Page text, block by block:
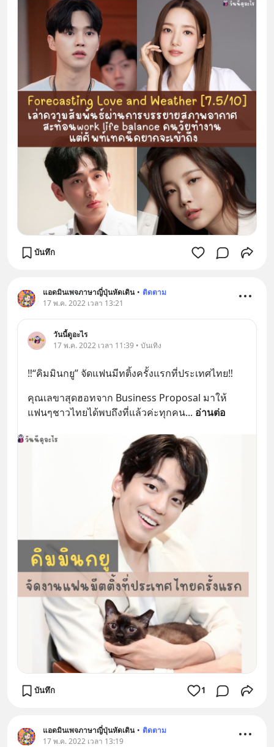
บันทึก
แอดมินเพจภาษาญี่ปุ่นหัดเดิน • ติดตาม
17 พ.ค. 2022 เวลา 13:21
วันนี้ดูอะไร
17 พ.ค. 2022 เวลา 11:39 • บันเทิง
‼️“คิมมินกยู” จัดแฟนมีทติ้งครั้งแรกที่ประเทศไทย‼️
คุณเลขาสุดฮอทจาก Business Proposal มาให้
แฟนๆชาวไทยได้พบถึงที่แล้วค่ะทุกคน... อ่านต่อ
บันทึก 1
แอดมินเพจภาษาญี่ปุ่นหัดเดิน • ติดตาม
17 พ.ค. 2022 เวลา 13:19